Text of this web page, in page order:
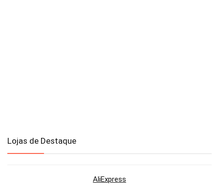
Lojas de Destaque
AliExpress